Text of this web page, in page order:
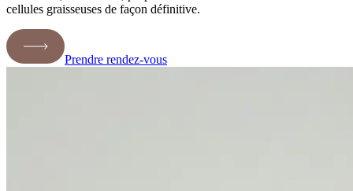
cellules graisseuses de façon définitive.
Prendre rendez-vous